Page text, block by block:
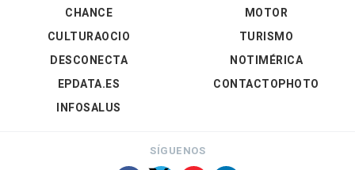
CHANCE
CULTURAOCIO
DESCONECTA
EPDATA.ES
INFOSALUS
MOTOR
TURISMO
NOTIMÉRICA
CONTACTOPHOTO
SÍGUENOS